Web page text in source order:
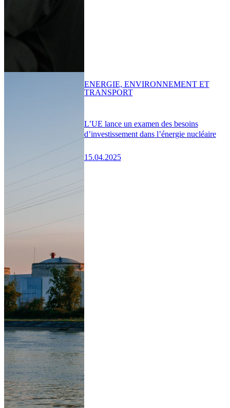
L’UE lance un examen des besoins
d’investissement dans l’énergie nucléaire
15.04.2025
ENERGIE, ENVIRONNEMENT ET
TRANSPORT